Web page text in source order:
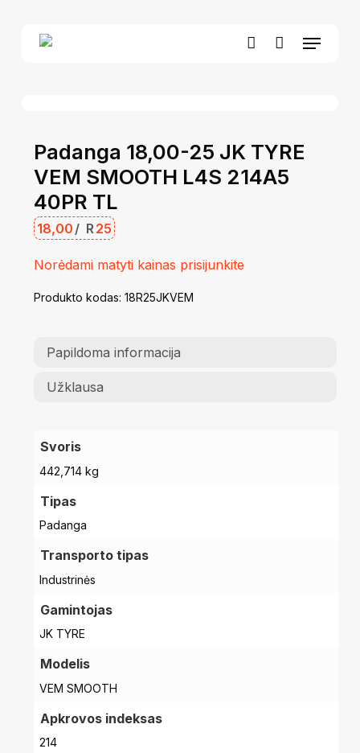
Menu
Close
Cart
Padanga 18,00-25 JK TYRE
VEM SMOOTH L4S 214A5
40PR TL
18,00 / R 25
Norėdami matyti kainas prisijunkite
Produkto kodas: 18R25JKVEM
Papildoma informacija
Užklausa
Svoris
442,714 kg
Tipas
Padanga
Transporto tipas
Industrinės
Gamintojas
JK TYRE
Modelis
VEM SMOOTH
Apkrovos indeksas
214